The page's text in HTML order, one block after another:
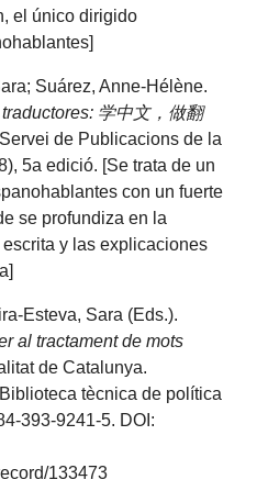
el único dirigido
Suárez, Anne-Hélène.
学中文，做翻
de Publicacions de la
5a edició. [Se trata de un
con un fuerte
se profundiza en la
y las explicaciones
Esteva, Sara (Eds.).
al tractament de mots
de Catalunya.
tècnica de política
393-9241-5. DOI:
133473